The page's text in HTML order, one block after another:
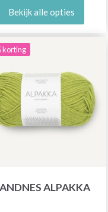
Bekijk alle opties
korting
ALPAKKA